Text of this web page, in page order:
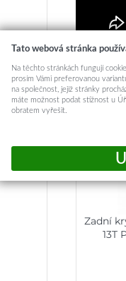
Zadní
13T
Tato webová stránka
Na těchto stránkách fungují
prosím Vámi preferovanou
na společnost, jejíž stránky
máte možnost podat stížnost u
obratem vyřešit.